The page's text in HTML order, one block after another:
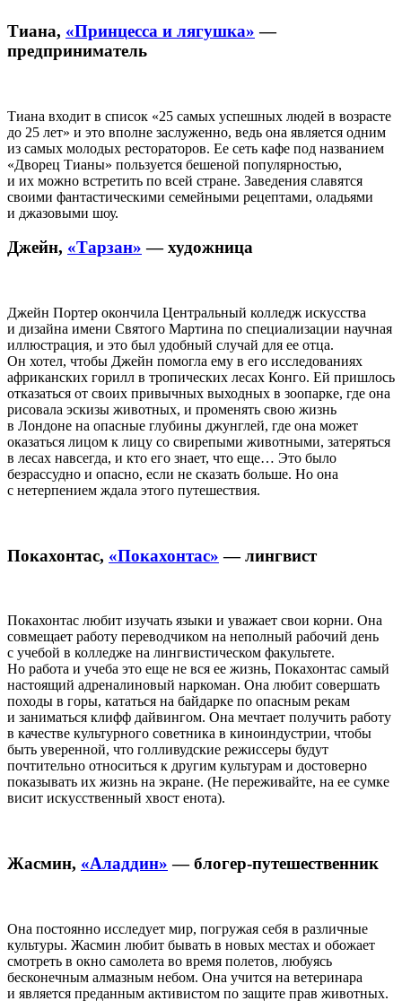
Тиана, «Принцесса и лягушка» —
предприниматель
Тиана входит в список «25 самых успешных людей в возрасте
до 25 лет» и это вполне заслуженно, ведь она является одним
из самых молодых рестораторов. Ее сеть кафе под названием
«Дворец Тианы» пользуется бешеной популярностью,
и их можно встретить по всей стране. Заведения славятся
своими фантастическими семейными рецептами, оладьями
и джазовыми шоу.
Джейн, «Тарзан» — художница
Джейн Портер окончила Центральный колледж искусства
и дизайна имени Святого Мартина по специализации научная
иллюстрация, и это был удобный случай для ее отца.
Он хотел, чтобы Джейн помогла ему в его исследованиях
африканских горилл в тропических лесах Конго. Ей пришлось
отказаться от своих привычных выходных в зоопарке, где она
рисовала эскизы животных, и променять свою жизнь
в Лондоне на опасные глубины джунглей, где она может
оказаться лицом к лицу со свирепыми животными, затеряться
в лесах навсегда, и кто его знает, что еще… Это было
безрассудно и опасно, если не сказать больше. Но она
с нетерпением ждала этого путешествия.
Покахонтас, «Покахонтас» — лингвист
Покахонтас любит изучать языки и уважает свои корни. Она
совмещает работу переводчиком на неполный рабочий день
с учебой в колледже на лингвистическом факультете.
Но работа и учеба это еще не вся ее жизнь, Покахонтас самый
настоящий адреналиновый наркоман. Она любит совершать
походы в горы, кататься на байдарке по опасным рекам
и заниматься клифф дайвингом. Она мечтает получить работу
в качестве культурного советника в киноиндустрии, чтобы
быть уверенной, что голливудские режиссеры будут
почтительно относиться к другим культурам и достоверно
показывать их жизнь на экране. (Не переживайте, на ее сумке
висит искусственный хвост енота).
Жасмин, «Аладдин» — блогер-путешественник
Она постоянно исследует мир, погружая себя в различные
культуры. Жасмин любит бывать в новых местах и обожает
смотреть в окно самолета во время полетов, любуясь
бесконечным алмазным небом. Она учится на ветеринара
и является преданным активистом по защите прав животных.